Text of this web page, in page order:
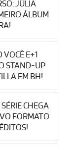
JÚLIA
ÁLBUM
VOCÊ E+1
STAND-UP
EM BH!
CHEGA
FORMATO